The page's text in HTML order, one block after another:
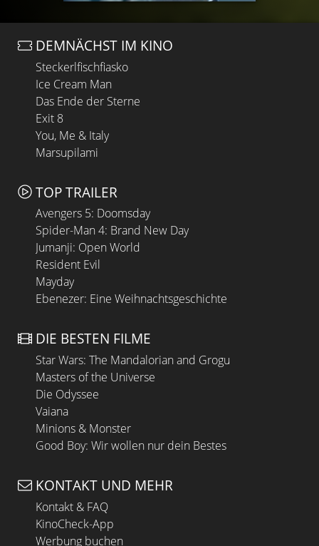
DEMNÄCHST IM KINO
Steckerlfischfiasko
Ice Cream Man
Das Ende der Sterne
Exit 8
You, Me & Italy
Marsupilami
TOP TRAILER
Avengers 5: Doomsday
Spider-Man 4: Brand New Day
Jumanji: Open World
Resident Evil
Mayday
Ebenezer: Eine Weihnachtsgeschichte
DIE BESTEN FILME
Star Wars: The Mandalorian and Grogu
Masters of the Universe
Die Odyssee
Vaiana
Minions & Monster
Good Boy: Wir wollen nur dein Bestes
KONTAKT UND MEHR
Kontakt & FAQ
KinoCheck-App
Werbung buchen